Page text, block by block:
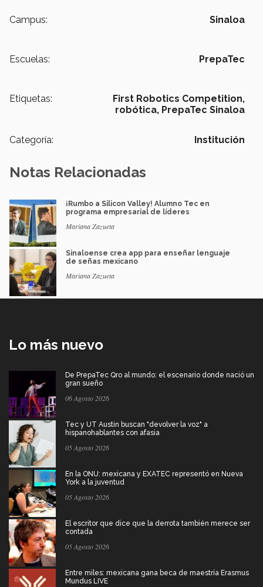
Campus: Sinaloa
Escuelas: PrepaTec
Etiquetas:
First Robotics Competition,
robótica, PrepaTec Sinaloa
Categoría: Institución
Notas Relacionadas
¡Rumbo a Silicon Valley! Alumno Tec en
programa empresarial de líderes
Mariana Zazueta
Sinaloense crea app para enseñar lenguaje
de señas mexicano
Mariana Zazueta
Lo más nuevo
De PrepaTec Qro al mundo: el escenario donde nació un
gran sueño
06 Agosto 2026
Tec y UT Austin buscan "devolver la voz" a
hispanohablantes con afasia
05 Agosto 2026
En la ONU: mexicana y EXATEC representó en Nueva
York a la juventud
05 Agosto 2026
El escritor que dice que la derrota también merece ser
contada
05 Agosto 2026
Entre miles: mexicana gana beca de maestría Erasmus
Mundus LIVE